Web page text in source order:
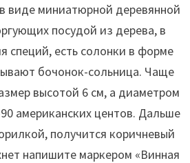
виде миниатюрной деревянной
посудой из дерева, в
специй, есть солонки в форме
бочонок-сольница. Чаще
высотой 6 см, а диаметром
американских центов. Дальше
получится коричневый
напишите маркером «Винная